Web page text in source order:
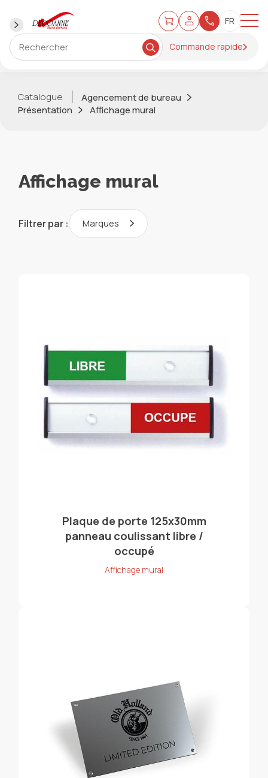
Commande rapide
Catalogue
Agencement de bureau
Présentation
Affichage mural
Affichage mural
Filtrer par : Marques
Plaque de porte 125x30mm
panneau coulissant libre /
occupé
Affichage mural